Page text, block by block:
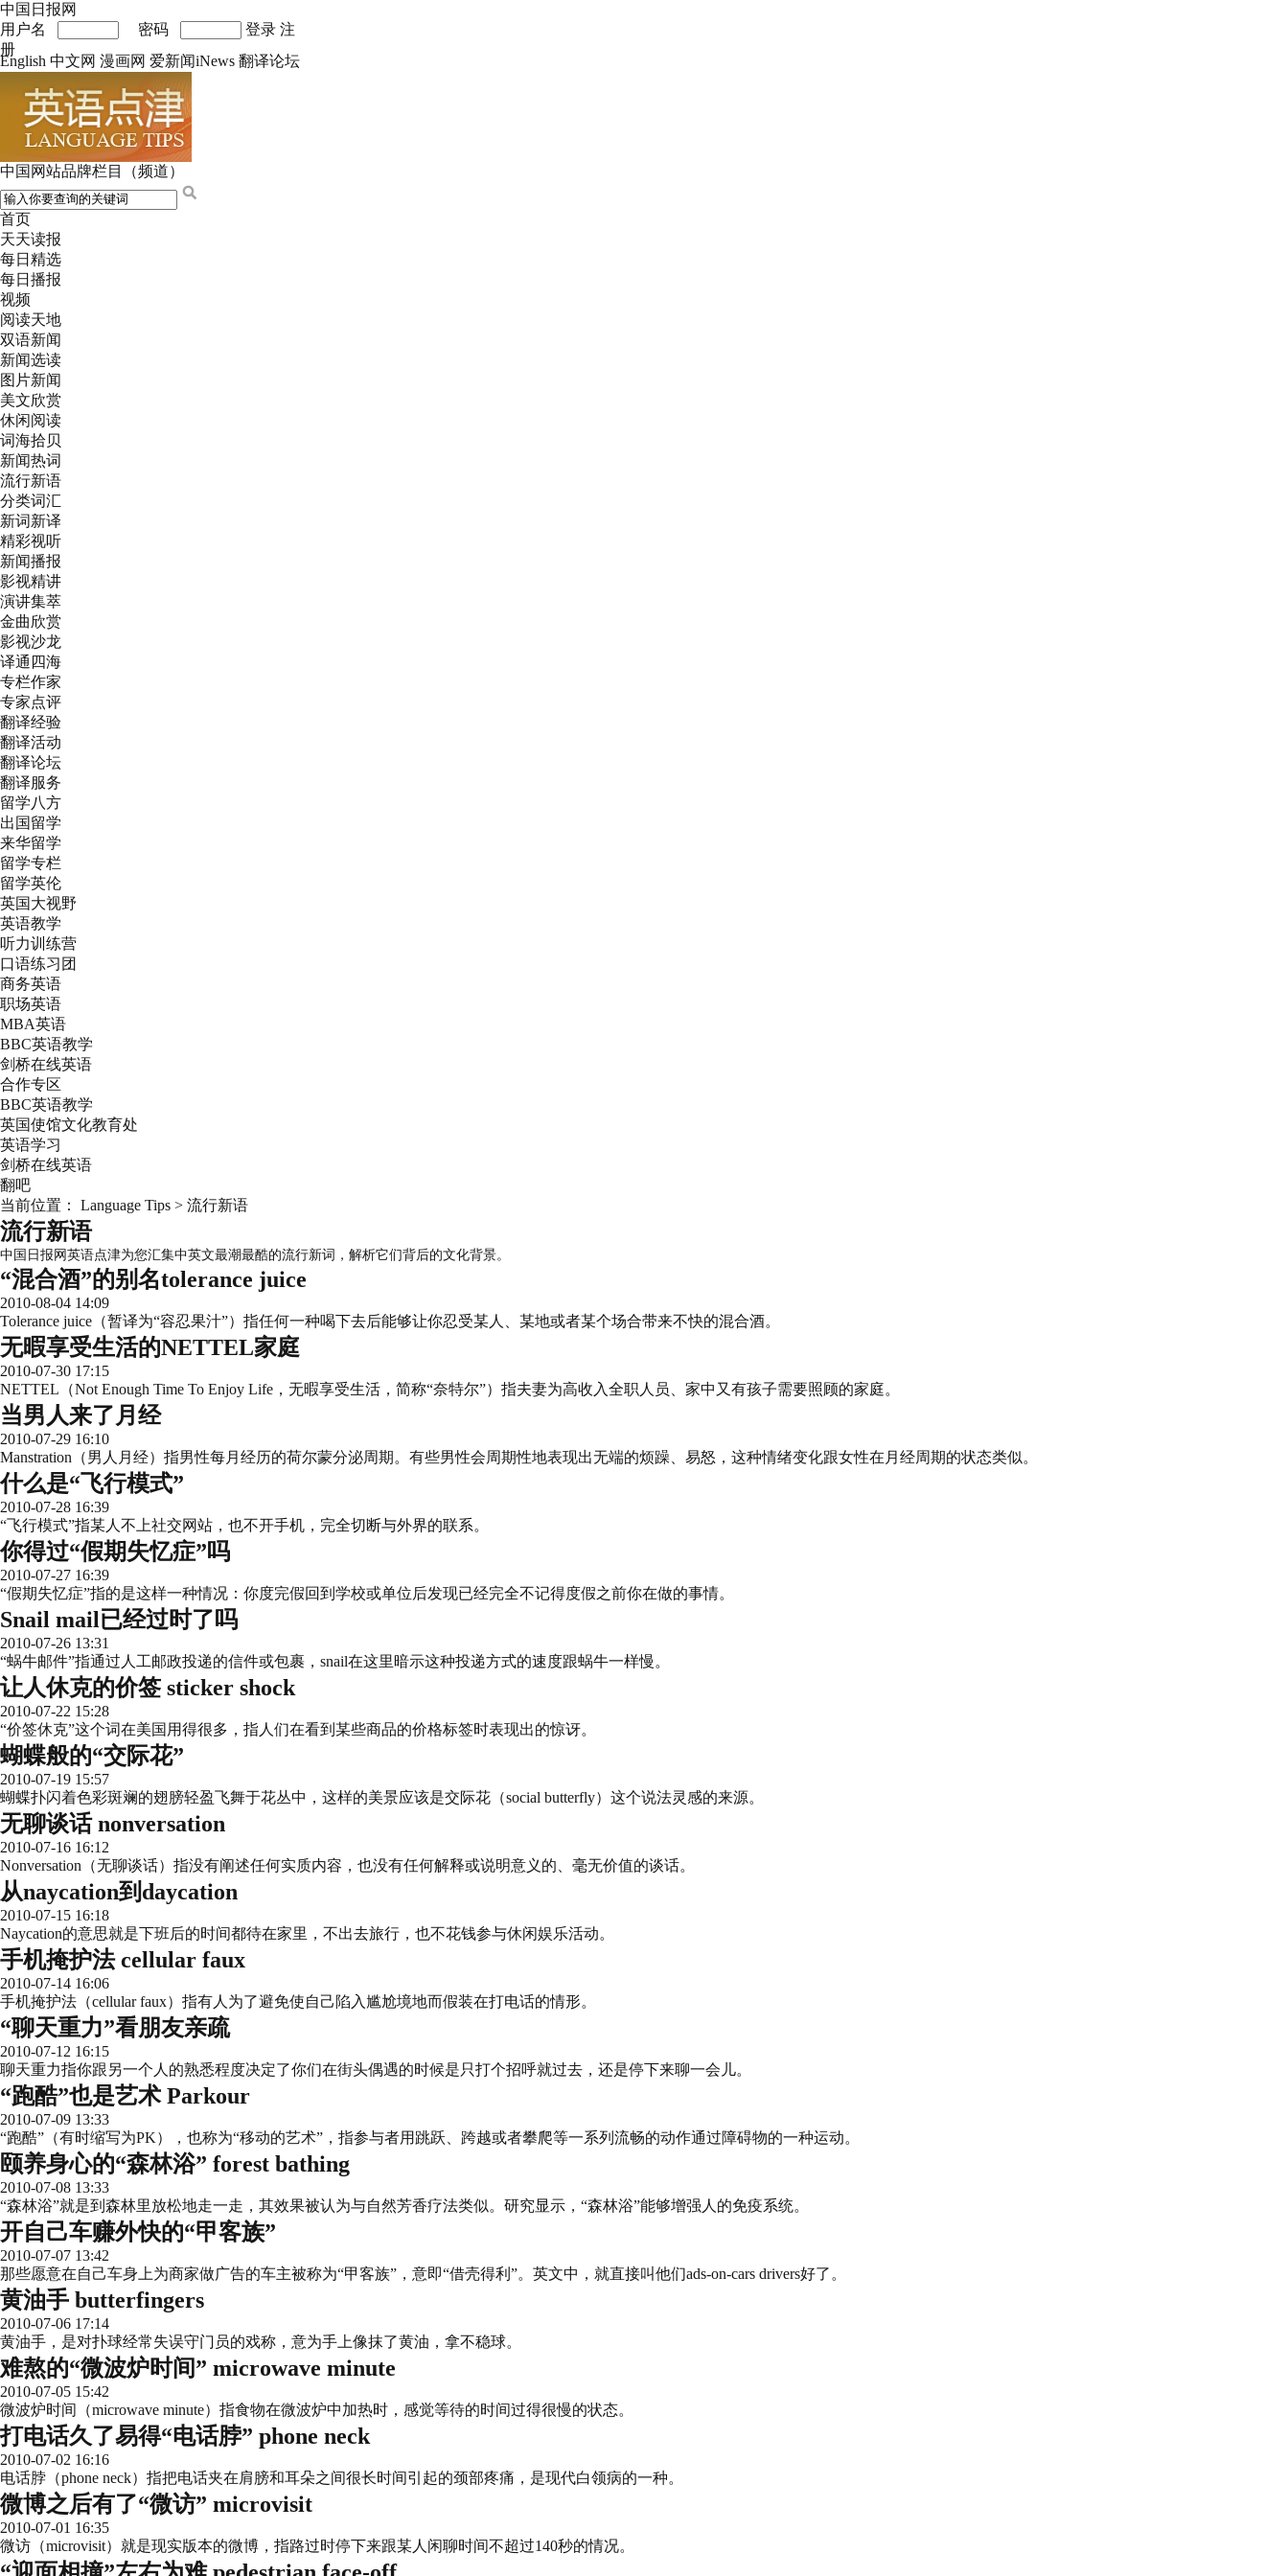
中国日报网
用户名
密码 登录 注
册
English 中文网 漫画网 爱新闻iNews 翻译论坛
中国网站品牌栏目（频道）
首页
天天读报
每日精选
每日播报
视频
阅读天地
双语新闻
新闻选读
图片新闻
美文欣赏
休闲阅读
词海拾贝
新闻热词
流行新语
分类词汇
新词新译
精彩视听
新闻播报
影视精讲
演讲集萃
金曲欣赏
影视沙龙
译通四海
专栏作家
专家点评
翻译经验
翻译活动
翻译论坛
翻译服务
留学八方
出国留学
来华留学
留学专栏
留学英伦
英国大视野
英语教学
听力训练营
口语练习团
商务英语
职场英语
MBA英语
BBC英语教学
剑桥在线英语
合作专区
BBC英语教学
英国使馆文化教育处
英语学习
剑桥在线英语
翻吧
当前位置： Language Tips > 流行新语
流行新语
中国日报网英语点津为您汇集中英文最潮最酷的流行新词，解析它们背后的文化背景。
“混合酒”的别名tolerance juice
2010-08-04 14:09
Tolerance juice（暂译为“容忍果汁”）指任何一种喝下去后能够让你忍受某人、某地或者某个场合带来不快的混合酒。
无暇享受生活的NETTEL家庭
2010-07-30 17:15
NETTEL（Not Enough Time To Enjoy Life，无暇享受生活，简称“奈特尔”）指夫妻为高收入全职人员、家中又有孩子需要照顾的家庭。
当男人来了月经
2010-07-29 16:10
Manstration（男人月经）指男性每月经历的荷尔蒙分泌周期。有些男性会周期性地表现出无端的烦躁、易怒，这种情绪变化跟女性在月经周期的状态类似。
什么是“飞行模式”
2010-07-28 16:39
“飞行模式”指某人不上社交网站，也不开手机，完全切断与外界的联系。
你得过“假期失忆症”吗
2010-07-27 16:39
“假期失忆症”指的是这样一种情况：你度完假回到学校或单位后发现已经完全不记得度假之前你在做的事情。
Snail mail已经过时了吗
2010-07-26 13:31
“蜗牛邮件”指通过人工邮政投递的信件或包裹，snail在这里暗示这种投递方式的速度跟蜗牛一样慢。
让人休克的价签 sticker shock
2010-07-22 15:28
“价签休克”这个词在美国用得很多，指人们在看到某些商品的价格标签时表现出的惊讶。
蝴蝶般的“交际花”
2010-07-19 15:57
蝴蝶扑闪着色彩斑斓的翅膀轻盈飞舞于花丛中，这样的美景应该是交际花（social butterfly）这个说法灵感的来源。
无聊谈话 nonversation
2010-07-16 16:12
Nonversation（无聊谈话）指没有阐述任何实质内容，也没有任何解释或说明意义的、毫无价值的谈话。
从naycation到daycation
2010-07-15 16:18
Naycation的意思就是下班后的时间都待在家里，不出去旅行，也不花钱参与休闲娱乐活动。
手机掩护法 cellular faux
2010-07-14 16:06
手机掩护法（cellular faux）指有人为了避免使自己陷入尴尬境地而假装在打电话的情形。
“聊天重力”看朋友亲疏
2010-07-12 16:15
聊天重力指你跟另一个人的熟悉程度决定了你们在街头偶遇的时候是只打个招呼就过去，还是停下来聊一会儿。
“跑酷”也是艺术 Parkour
2010-07-09 13:33
“跑酷”（有时缩写为PK），也称为“移动的艺术”，指参与者用跳跃、跨越或者攀爬等一系列流畅的动作通过障碍物的一种运动。
颐养身心的“森林浴” forest bathing
2010-07-08 13:33
“森林浴”就是到森林里放松地走一走，其效果被认为与自然芳香疗法类似。研究显示，“森林浴”能够增强人的免疫系统。
开自己车赚外快的“甲客族”
2010-07-07 13:42
那些愿意在自己车身上为商家做广告的车主被称为“甲客族”，意即“借壳得利”。英文中，就直接叫他们ads-on-cars drivers好了。
黄油手 butterfingers
2010-07-06 17:14
黄油手，是对扑球经常失误守门员的戏称，意为手上像抹了黄油，拿不稳球。
难熬的“微波炉时间” microwave minute
2010-07-05 15:42
微波炉时间（microwave minute）指食物在微波炉中加热时，感觉等待的时间过得很慢的状态。
打电话久了易得“电话脖” phone neck
2010-07-02 16:16
电话脖（phone neck）指把电话夹在肩膀和耳朵之间很长时间引起的颈部疼痛，是现代白领病的一种。
微博之后有了“微访” microvisit
2010-07-01 16:35
微访（microvisit）就是现实版本的微博，指路过时停下来跟某人闲聊时间不超过140秒的情况。